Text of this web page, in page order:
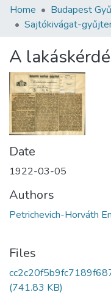
Communities &
Statistics
About us
Home Budapest
Sajtókivágat-
A
Date
1922-03-05
Authors
Petrichevich-Horváth
Files
(741.83 KB)